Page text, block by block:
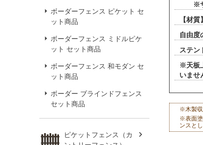
ボーダーフェンス ピケット セ
ット商品
ボーダーフェンス ミドルピケ
ット セット商品
ボーダーフェンス 和モダン セ
ット商品
ボーダー ブラインドフェンス
セット商品
ピケットフェンス（カ
※サ
【材
自由度
ステン
※天板
いませ
※木製収
※表面塗
ンスと